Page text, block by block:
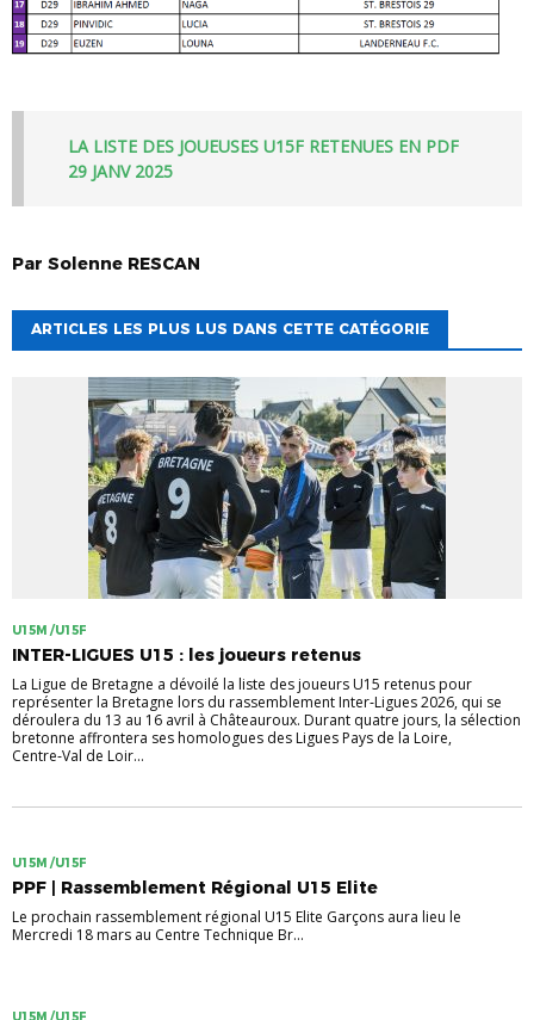
LA LISTE DES JOUEUSES U15F RETENUES EN PDF
29 JANV 2025
Par Solenne RESCAN
ARTICLES LES PLUS LUS DANS CETTE CATÉGORIE
U15M /U15F
INTER-LIGUES U15 : les joueurs retenus
La Ligue de Bretagne a dévoilé la liste des joueurs U15 retenus pour
représenter la Bretagne lors du rassemblement Inter‑Ligues 2026, qui se
déroulera du 13 au 16 avril à Châteauroux. Durant quatre jours, la sélection
bretonne affrontera ses homologues des Ligues Pays de la Loire,
Centre‑Val de Loir...
U15M /U15F
PPF | Rassemblement Régional U15 Elite
Le prochain rassemblement régional U15 Elite Garçons aura lieu le
Mercredi 18 mars au Centre Technique Br...